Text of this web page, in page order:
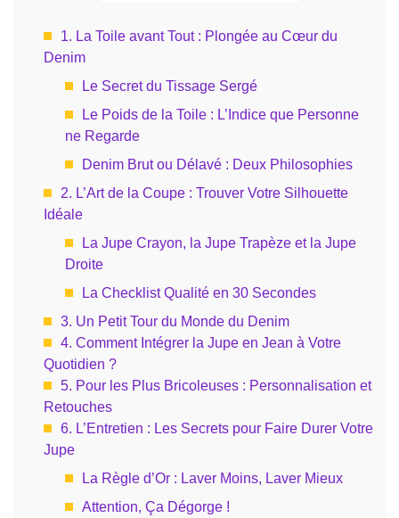
1. La Toile avant Tout : Plongée au Cœur du
Denim
Le Secret du Tissage Sergé
Le Poids de la Toile : L’Indice que Personne
ne Regarde
Denim Brut ou Délavé : Deux Philosophies
2. L’Art de la Coupe : Trouver Votre Silhouette
Idéale
La Jupe Crayon, la Jupe Trapèze et la Jupe
Droite
La Checklist Qualité en 30 Secondes
3. Un Petit Tour du Monde du Denim
4. Comment Intégrer la Jupe en Jean à Votre
Quotidien ?
5. Pour les Plus Bricoleuses : Personnalisation et
Retouches
6. L’Entretien : Les Secrets pour Faire Durer Votre
Jupe
La Règle d’Or : Laver Moins, Laver Mieux
Attention, Ça Dégorge !